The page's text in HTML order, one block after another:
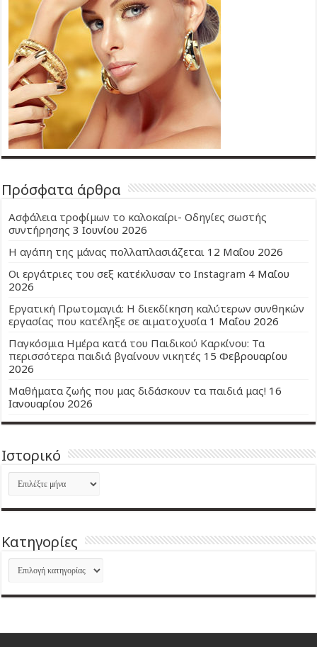
Πρόσφατα άρθρα
Ασφάλεια τροφίμων το καλοκαίρι- Οδηγίες σωστής
συντήρησης 3 Ιουνίου 2026
Η αγάπη της μάνας πολλαπλασιάζεται 12 Μαΐου 2026
Οι εργάτριες του σεξ κατέκλυσαν το Instagram 4 Μαΐου
2026
Εργατική Πρωτομαγιά: Η διεκδίκηση καλύτερων συνθηκών
εργασίας που κατέληξε σε αιματοχυσία 1 Μαΐου 2026
Παγκόσμια Ημέρα κατά του Παιδικού Καρκίνου: Τα
περισσότερα παιδιά βγαίνουν νικητές 15 Φεβρουαρίου
2026
Μαθήματα ζωής που μας διδάσκουν τα παιδιά μας! 16
Ιανουαρίου 2026
Ιστορικό
Ιστορικό
Kατηγορίες
Kατηγορίες